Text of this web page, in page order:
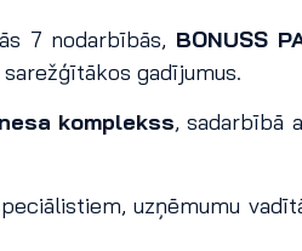
7 nodarbībās, BONUSS
gadījumus.
komplekss, sadarbībā
uzņēmumu